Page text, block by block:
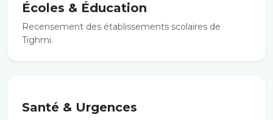
Écoles & Éducation
Recensement des établissements scolaires de
Tighmi.
Santé & Urgences